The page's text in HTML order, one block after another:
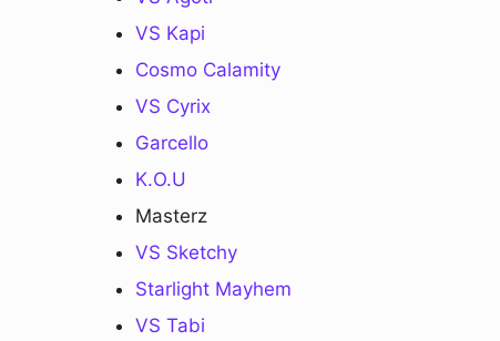
VS Kapi
Cosmo Calamity
VS Cyrix
Garcello
K.O.U
Masterz
VS Sketchy
Starlight Mayhem
VS Tabi